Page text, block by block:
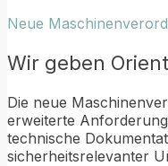
Neue
Wir geben
Die neue
erweiterte
technische
sicherheitsrelevanter